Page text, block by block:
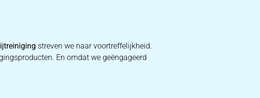
streven we naar voortreffelijkheid.
En omdat we geëngageerd